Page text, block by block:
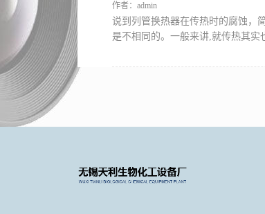
作者：admin
说到列管换热器在传热时的腐蚀，
是不相同的。一般来讲,就传热其实